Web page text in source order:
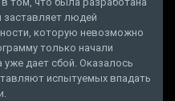
заставляет людей
которую невозможно
только начали
уже дает сбой. Оказалось
испытуемых впадать